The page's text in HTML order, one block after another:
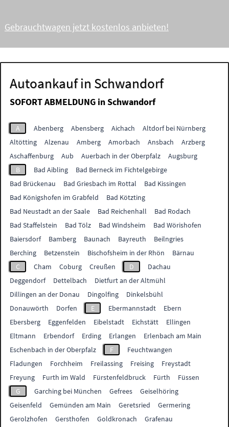
Gebrauchtwagen jetzt kostenlos anbieten!
Autoankauf in Schwandorf
SOFORT ABMELDUNG inSchwandorf
A Abenberg Abensberg Aichach
Altdorf bei Nürnberg
Altötting
Alzenau Amberg Amorbach Ansbach
Arzberg
Aschaffenburg
Aub Auerbach in der Oberpfalz
Augsburg
B
Bad Aibling
Bad Berneck im Fichtelgebirge
Bad Brückenau
Bad Griesbach im Rottal
Bad Kissingen
Bad Königshofen im Grabfeld
Bad Kötzting
Bad Neustadt an der Saale
Bad Reichenhall
Bad Rodach
Bad Staffelstein
Bad Tölz Bad Windsheim
Bad Wörishofen
Baiersdorf
Bamberg Baunach Bayreuth
Beilngries
Berching
Betzenstein Bischofsheim in der Rhön
Bärnau
C
Cham Coburg Creußen D
Dachau
Deggendorf
Dettelbach
Dietfurt an der Altmühl
Dillingen an der Donau
Dingolfing
Dinkelsbühl
Donauwörth
Dorfen E Ebermannstadt
Ebern
Ebersberg
Eggenfelden Eibelstadt Eichstätt
Ellingen
Eltmann
Erbendorf Erding Erlangen
Erlenbach am Main
Eschenbach in der Oberpfalz
F
Feuchtwangen
Fladungen
Forchheim Freilassing Freising
Freystadt
Freyung
Furth im Wald Fürstenfeldbruck Fürth
Füssen
G
Garching bei München Gefrees
Geiselhöring
Geisenfeld
Gemünden am Main Geretsried
Germering
Gerolzhofen
Gersthofen Goldkronach Grafenau